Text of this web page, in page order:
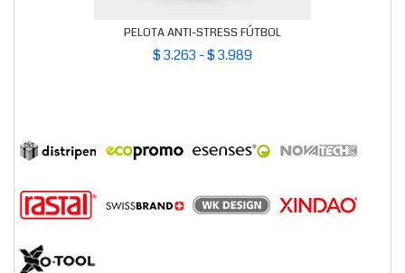
PELOTA ANTI-STRESS FÚTBOL
$ 3.263 - $ 3.989